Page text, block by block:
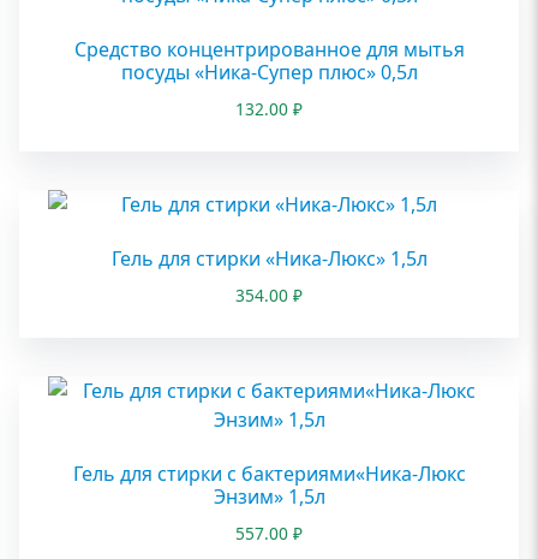
Средство концентрированное для мытья
посуды «Ника-Супер плюс» 0,5л
132.00 ₽
Гель для стирки «Ника-Люкс» 1,5л
354.00 ₽
Гель для стирки с бактериями«Ника-Люкс
Энзим» 1,5л
557.00 ₽